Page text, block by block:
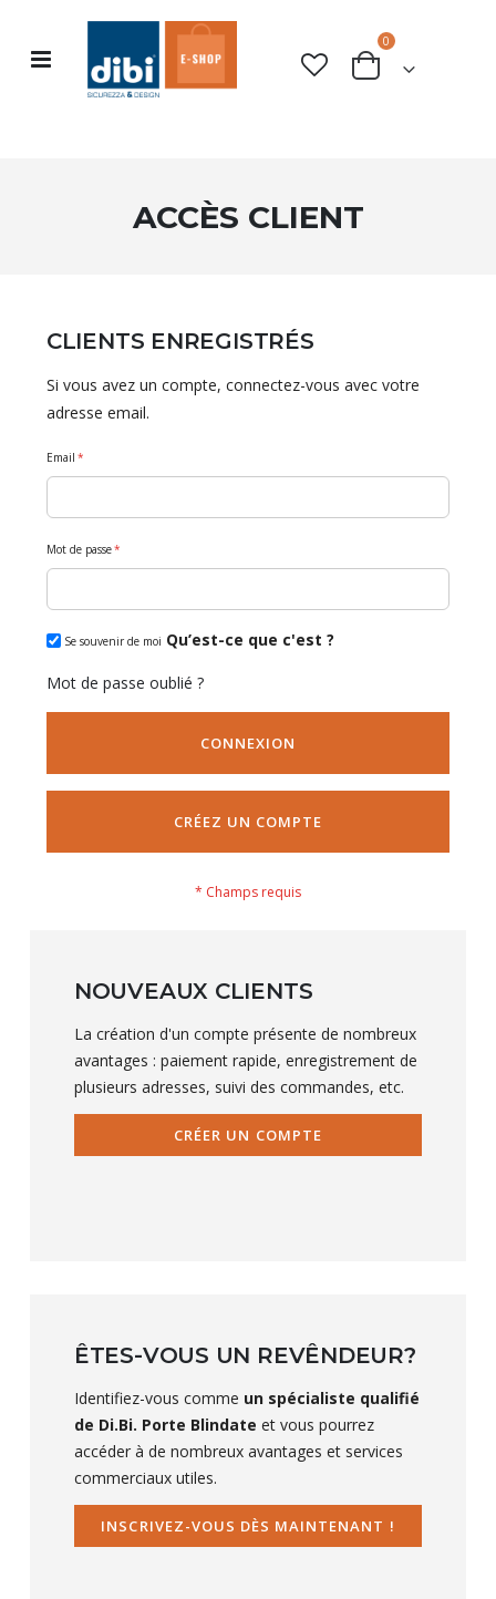
Basculer
navigation
Cart
0 articles
ACCÈS CLIENT
CLIENTS ENREGISTRÉS
Si vous avez un compte, connectez-vous avec votre
adresse email.
Email
Mot de passe
Se souvenir de moi Qu’est-ce que c'est ?
Mot de passe oublié ?
CONNEXION
CRÉEZ UN COMPTE
NOUVEAUX CLIENTS
La création d'un compte présente de nombreux
avantages : paiement rapide, enregistrement de
plusieurs adresses, suivi des commandes, etc.
CRÉER UN COMPTE
ÊTES-VOUS UN REVÊNDEUR?
Identifiez-vous comme un spécialiste qualifié
de Di.Bi. Porte Blindate et vous pourrez
accéder à de nombreux avantages et services
commerciaux utiles.
INSCRIVEZ-VOUS DÈS MAINTENANT !